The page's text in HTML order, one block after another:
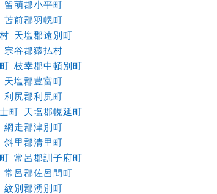
留萌郡小平町
苫前郡羽幌町
天塩郡遠別町
宗谷郡猿払村
枝幸郡中頓別町
天塩郡豊富町
利尻郡利尻町
町 天塩郡幌延町
網走郡津別町
斜里郡清里町
常呂郡訓子府町
常呂郡佐呂間町
紋別郡湧別町